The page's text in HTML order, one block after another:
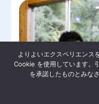
よりよいエクスペリエンス
Cookie を使用しています。
を承諾したものとみな